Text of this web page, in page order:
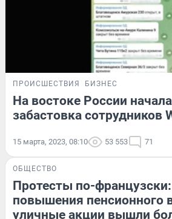
ПРОИСШЕСТВИЯ БИЗНЕС
На востоке России
забастовка сотрудников
15 марта, 2023, 08:10 53 553 71
ОБЩЕСТВО
Протесты по-
повышения пенсионного
уличные акции вышли